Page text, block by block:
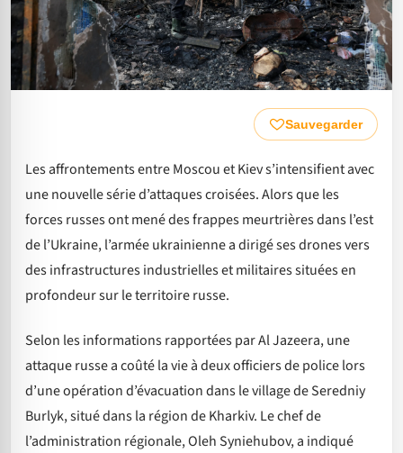
Sauvegarder
Les affrontements entre Moscou et Kiev s’intensifient avec
une nouvelle série d’attaques croisées. Alors que les
forces russes ont mené des frappes meurtrières dans l’est
de l’Ukraine, l’armée ukrainienne a dirigé ses drones vers
des infrastructures industrielles et militaires situées en
profondeur sur le territoire russe.
Selon les informations rapportées par Al Jazeera, une
attaque russe a coûté la vie à deux officiers de police lors
d’une opération d’évacuation dans le village de Seredniy
Burlyk, situé dans la région de Kharkiv. Le chef de
l’administration régionale, Oleh Syniehubov, a indiqué